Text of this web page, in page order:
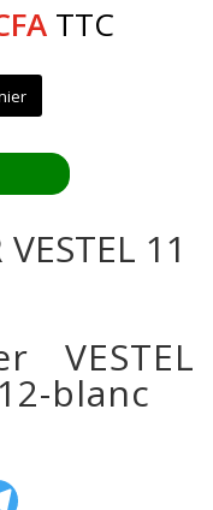
Le
prix
TTC
11
VESTEL
blanc